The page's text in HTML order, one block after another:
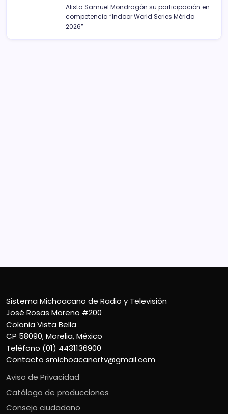
Alista Samuel Mondragón su participación en
competencia “Indoor World Series Mérida
2026”
Sistema Michoacano de Radio y Televisión
José Rosas Moreno #200
Colonia Vista Bella
CP 58090, Morelia, México
Teléfono (01) 4431136900
Contacto smichoacanortv@gmail.com
Aviso de Privacidad
Catálogo de producciones
Consejo ciudadano